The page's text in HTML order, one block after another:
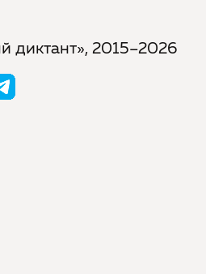
диктант», 2015–2026